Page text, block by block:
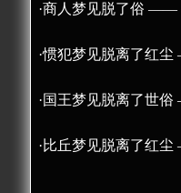
·商人梦见脱了俗 ——
·惯犯梦见脱离了红
·国王梦见脱离了世
·比丘梦见脱离了红